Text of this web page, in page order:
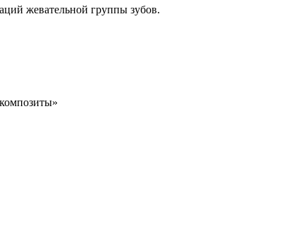
жевательной группы зубов.